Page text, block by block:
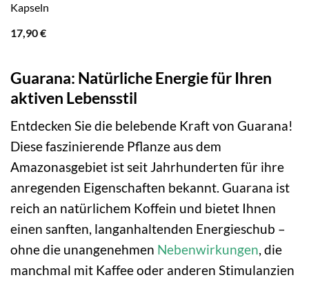
Kapseln
17,90€
Guarana: Natürliche Energie für Ihren
aktiven Lebensstil
Entdecken Sie die belebende Kraft von Guarana!
Diese faszinierende Pflanze aus dem
Amazonasgebiet ist seit Jahrhunderten für ihre
anregenden Eigenschaften bekannt. Guarana ist
reich an natürlichem Koffein und bietet Ihnen
einen sanften, langanhaltenden Energieschub –
ohne die unangenehmen Nebenwirkungen, die
manchmal mit Kaffee oder anderen Stimulanzien